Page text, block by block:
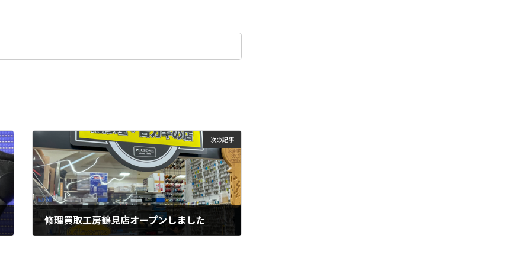
次の記事
修理買取工房鶴見店オープンしました